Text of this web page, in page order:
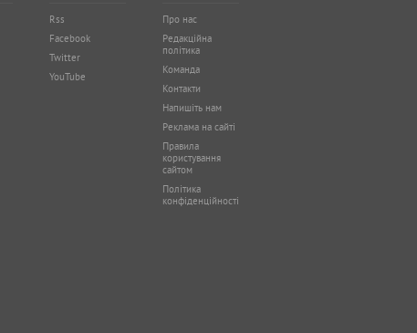
Rss
Facebook
Twitter
YouTube
Про нас
Редакційна
політика
Команда
Контакти
Напишіть нам
Реклама на сайті
Правила
користування
сайтом
Політика
конфіденційності